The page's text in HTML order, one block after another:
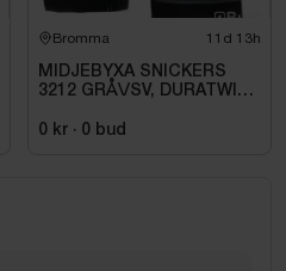
Bromma 11d 13h
MIDJEBYXA SNICKERS
3212 GRÅ\/SV, DURATWILL
0 kr · 0 bud